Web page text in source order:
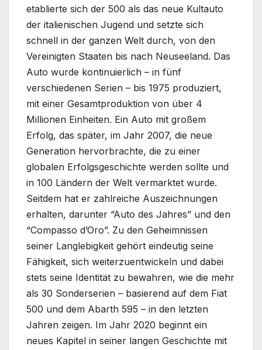
etablierte sich der 500 als das neue Kultauto
der italienischen Jugend und setzte sich
schnell in der ganzen Welt durch, von den
Vereinigten Staaten bis nach Neuseeland. Das
Auto wurde kontinuierlich – in fünf
verschiedenen Serien – bis 1975 produziert,
mit einer Gesamtproduktion von über 4
Millionen Einheiten. Ein Auto mit großem
Erfolg, das später, im Jahr 2007, die neue
Generation hervorbrachte, die zu einer
globalen Erfolgsgeschichte werden sollte und
in 100 Ländern der Welt vermarktet wurde.
Seitdem hat er zahlreiche Auszeichnungen
erhalten, darunter “Auto des Jahres” und den
“Compasso d’Oro”. Zu den Geheimnissen
seiner Langlebigkeit gehört eindeutig seine
Fähigkeit, sich weiterzuentwickeln und dabei
stets seine Identität zu bewahren, wie die mehr
als 30 Sonderserien – basierend auf dem Fiat
500 und dem Abarth 595 – in den letzten
Jahren zeigen. Im Jahr 2020 beginnt ein
neues Kapitel in seiner langen Geschichte mit